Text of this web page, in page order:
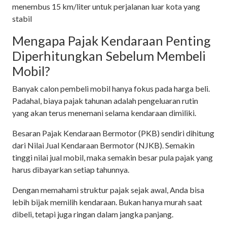
menembus 15 km/liter untuk perjalanan luar kota yang
stabil
Mengapa Pajak Kendaraan Penting
Diperhitungkan Sebelum Membeli
Mobil?
Banyak calon pembeli mobil hanya fokus pada harga beli.
Padahal, biaya pajak tahunan adalah pengeluaran rutin
yang akan terus menemani selama kendaraan dimiliki.
Besaran Pajak Kendaraan Bermotor (PKB) sendiri dihitung
dari Nilai Jual Kendaraan Bermotor (NJKB). Semakin
tinggi nilai jual mobil, maka semakin besar pula pajak yang
harus dibayarkan setiap tahunnya.
Dengan memahami struktur pajak sejak awal, Anda bisa
lebih bijak memilih kendaraan. Bukan hanya murah saat
dibeli, tetapi juga ringan dalam jangka panjang.